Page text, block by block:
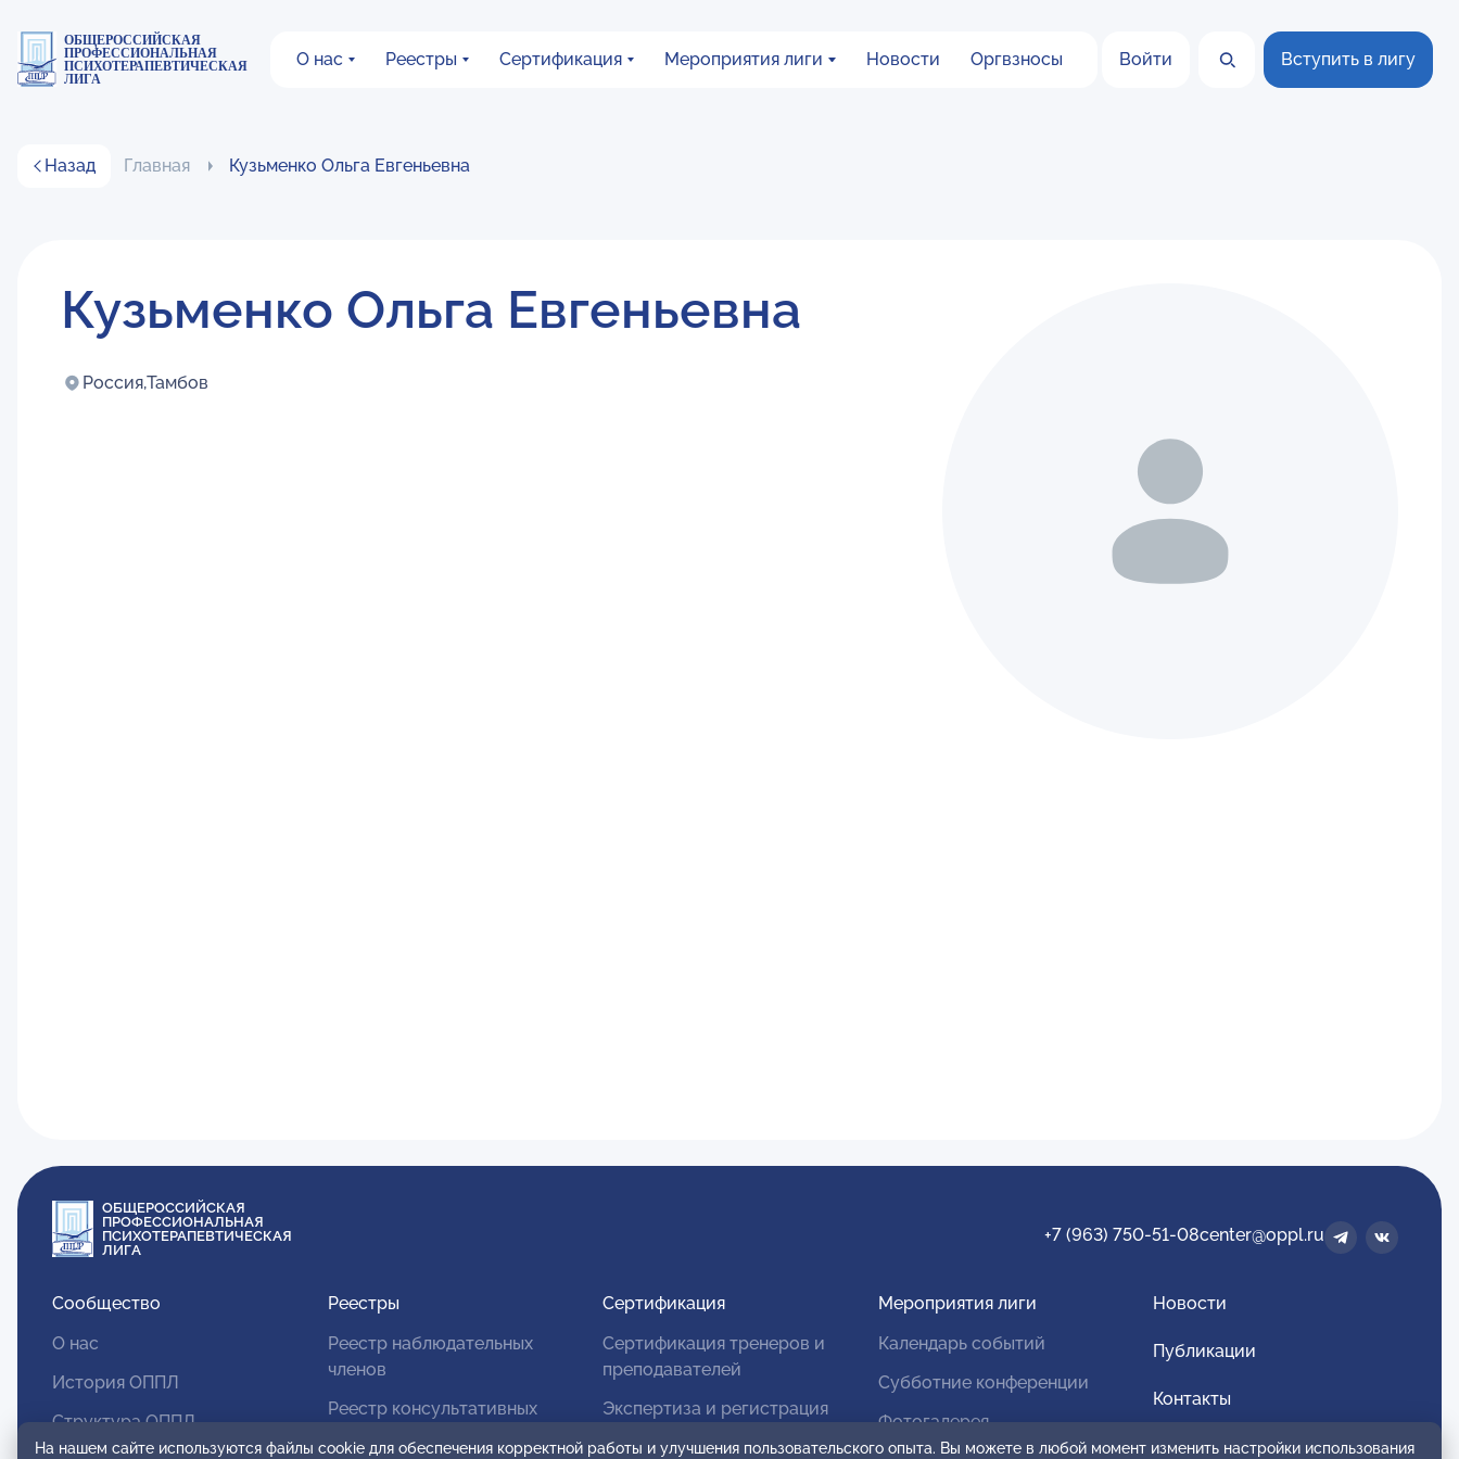
ОБЩЕРОССИЙСКАЯ
ПРОФЕССИОНАЛЬНАЯ
ПСИХОТЕРАПЕВТИЧЕСКАЯ
ЛИГА
О нас Реестры Сертификация Мероприятия лиги Новости Оргвзносы Войти Вступить в лигу
Назад Главная Кузьменко Ольга Евгеньевна
Кузьменко Ольга Евгеньевна
Россия,Тамбов
ОБЩЕРОССИЙСКАЯ
ПРОФЕССИОНАЛЬНАЯ
ПСИХОТЕРАПЕВТИЧЕСКАЯ
ЛИГА
+7 (963) 750-51-08center@oppl.ru
Сообщество
О нас
История ОППЛ
Структура ОППЛ
Реестры
Реестр наблюдательных
членов
Реестр консультативных
Сертификация
Сертификация тренеров и
преподавателей
Экспертиза и регистрация
Мероприятия лиги
Календарь событий
Субботние конференции
Фотогалерея
Новости
Публикации
Контакты
Для спонсоров и партнеров
На нашем сайте используются файлы cookie для обеспечения корректной работы и улучшения пользовательского опыта. Вы можете в любой момент изменить настройки использования